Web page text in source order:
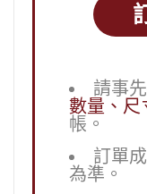
請事
數量、尺
帳。
訂單
為準。